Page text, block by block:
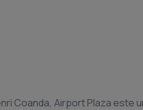
Coanda, Airport Plaza este